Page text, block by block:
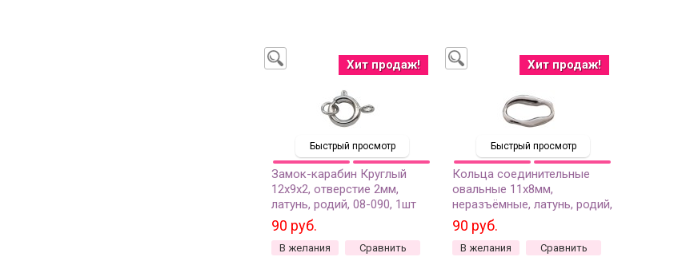
Быстрый просмотр
Хит продаж!
Замок-карабин Круглый
12х9х2, отверстие 2мм,
латунь, родий, 08-090, 1шт
90 руб.
В желания Сравнить
Быстрый просмотр
Хит продаж!
Кольца соединительные
овальные 11х8мм,
неразъёмные, латунь, родий,
13-182, 1шт
90 руб.
В желания Сравнить